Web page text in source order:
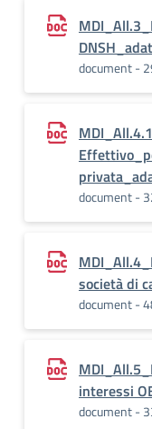
document -
document -
società di
document -
interessi
document -